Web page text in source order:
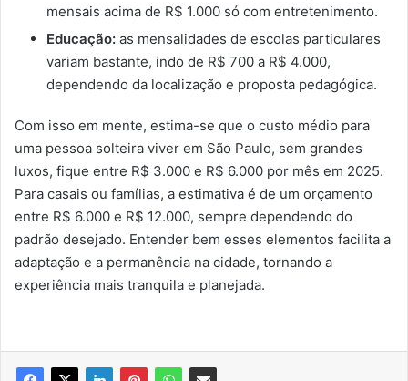
mensais acima de R$ 1.000 só com entretenimento.
Educação: as mensalidades de escolas particulares
variam bastante, indo de R$ 700 a R$ 4.000,
dependendo da localização e proposta pedagógica.
Com isso em mente, estima-se que o custo médio para
uma pessoa solteira viver em São Paulo, sem grandes
luxos, fique entre R$ 3.000 e R$ 6.000 por mês em 2025.
Para casais ou famílias, a estimativa é de um orçamento
entre R$ 6.000 e R$ 12.000, sempre dependendo do
padrão desejado. Entender bem esses elementos facilita a
adaptação e a permanência na cidade, tornando a
experiência mais tranquila e planejada.